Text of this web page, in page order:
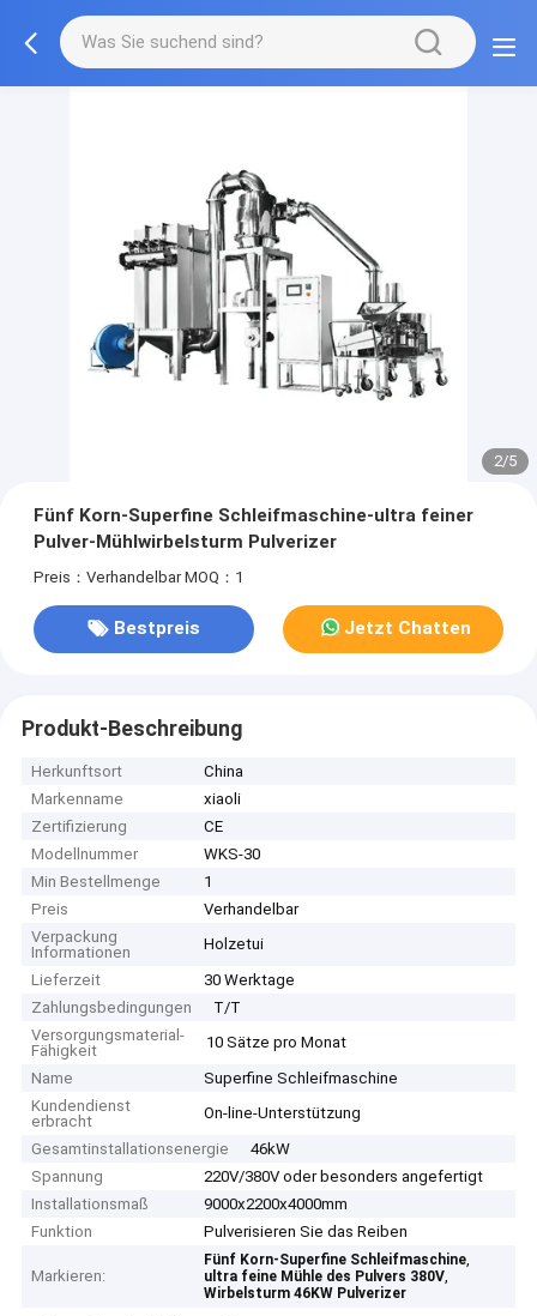
2/5
Fünf Korn-Superfine Schleifmaschine-ultra feiner
Pulver-Mühlwirbelsturm Pulverizer
Preis：Verhandelbar MOQ：1
Bestpreis Jetzt Chatten
Produkt-Beschreibung
Herkunftsort
China
Markenname
xiaoli
Zertifizierung
CE
Modellnummer
WKS-30
Min Bestellmenge
1
Preis
Verhandelbar
Verpackung
Informationen
Holzetui
Lieferzeit
30 Werktage
Zahlungsbedingungen
T/T
Versorgungsmaterial-
Fähigkeit
10 Sätze pro Monat
Name
Superfine Schleifmaschine
Kundendienst
erbracht
On-line-Unterstützung
Gesamtinstallationsenergie
46kW
Spannung
220V/380V oder besonders angefertigt
Installationsmaß
9000x2200x4000mm
Funktion
Pulverisieren Sie das Reiben
Markieren:
Fünf Korn-Superfine Schleifmaschine,
ultra feine Mühle des Pulvers 380V,
Wirbelsturm 46KW Pulverizer